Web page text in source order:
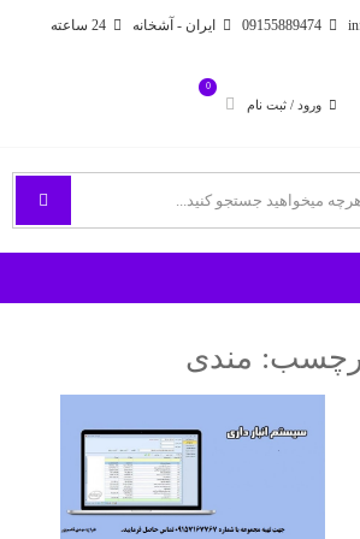
09155889474 ایران - آشخانه
ورود / ثبت نام
0
مندی
مندی